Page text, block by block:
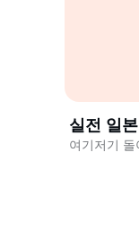
실전 일
여기저기